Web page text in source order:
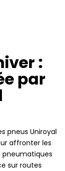
:
par
pneus Uniroyal
affronter les
pneumatiques
sur routes